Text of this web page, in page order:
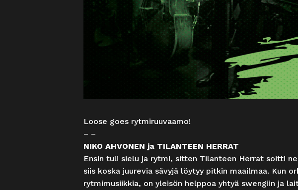
Loose goes rytmiruuvaamo!
– –
NIKO AHVONEN ja TILANTEEN HERRAT
Ensin tuli sielu ja rytmi, sitten Tilanteen Herrat soitti
siis koska juurevia sävyjä löytyy pitkin maailmaa. Kun
rytmimusiikkia, on yleisön helppoa yhtyä swengiin ja